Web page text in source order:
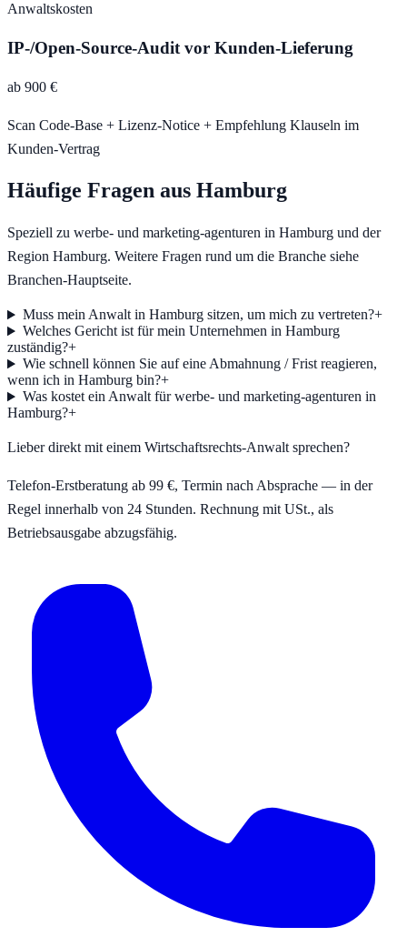
Anwaltskosten
IP-/Open-Source-Audit vor Kunden-Lieferung
ab 900 €
Scan Code-Base + Lizenz-Notice + Empfehlung Klauseln im
Kunden-Vertrag
Häufige Fragen aus Hamburg
Speziell zu werbe- und marketing-agenturen in Hamburg und der
Region Hamburg. Weitere Fragen rund um die Branche siehe
Branchen-Hauptseite.
Muss mein Anwalt in Hamburg sitzen, um mich zu vertreten?+
Welches Gericht ist für mein Unternehmen in Hamburg
zuständig?+
Wie schnell können Sie auf eine Abmahnung / Frist reagieren,
wenn ich in Hamburg bin?+
Was kostet ein Anwalt für werbe- und marketing-agenturen in
Hamburg?+
Lieber direkt mit einem Wirtschaftsrechts-Anwalt sprechen?
Telefon-Erstberatung ab 99 €, Termin nach Absprache — in der
Regel innerhalb von 24 Stunden. Rechnung mit USt., als
Betriebsausgabe abzugsfähig.